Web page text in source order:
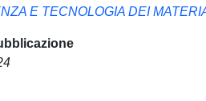
E TECNOLOGIA DEI